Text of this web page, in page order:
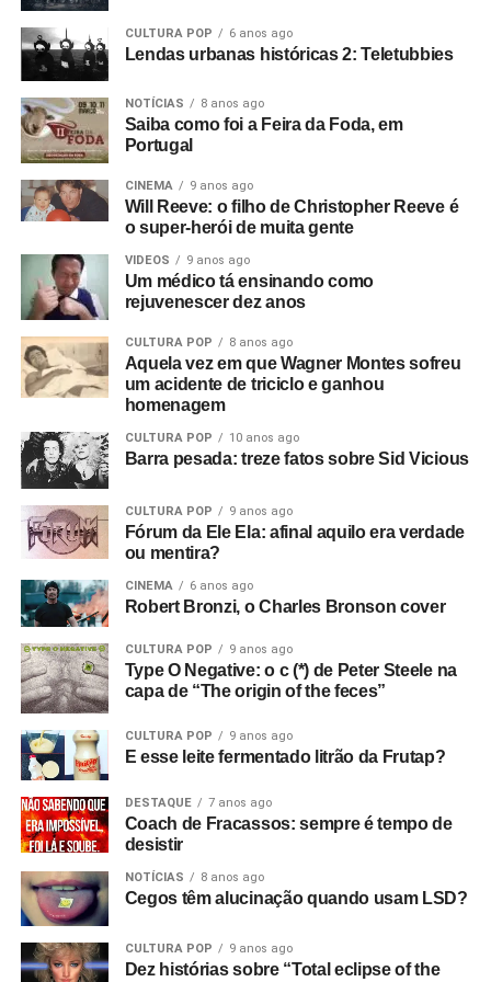
Foto: Reprodução Internet
filmando em 8mm.
E começamos um filme que não deu em nada. O show do
The Panik na última noite do Electric Circus. Estava muito
escuro e a filmagem ficou péssima. Acabou ficando de
lado. Aí o Rob me ligou e disse: “Estou empresariando
uma banda nova chamada Warsaw e me perguntou se eu
queria ir vê-los no The Factory”.
Fui vê-los no antigo Russell Club e eles foram
absolutamente incríveis; me arrepiaram. Quis fazer algo
com eles naquele instante. Fui falar com o dono da loja
de discos local e contei a ele sobre o clube Bowden Vale
em Altrincham, onde eu tinha visto inúmeras bandas em
1963-64, e disse que ele deveria voltar a promover
shows.
Mais tarde, apresentei-o ao Rob, que tinha um monte de
cópias do primeiro EP da banda que sobraram. Eles
estavam sem dinheiro, então venderam tudo para o dono
da loja de discos, e ele as colocou para tocar em Bowden
Vale. E era isso que eu queria desde o início, sabe? Eu
equipamentos e fiz tudo.
Com que equipamento você filmou?
setenta e duas libras, o que eu achei um absurdo!(risos)
Filmei com uma câmera de cinema Hannimex baratinha,
lançaram na época, que tinha uma faixa de som, mas
vinha num cartucho silencioso e o som era adicionado
depois, no projetor. Então filmei sem som e gravei o áudio
num gravador de rolo. Era para sincronizar depois, mas
não funcionou! Filmei a vinte e quatro quadros por
segundo, mas só funcionou a dezoito.
Só descobri depois! Filmei tudo com uma câmera e só
tinha dinheiro para três cartuchos. Cerca de nove
CULTURA POP 6 anos ago
Lendas urbanas históricas 2: Teletubbies
NOTÍCIAS 8 anos ago
Saiba como foi a Feira da Foda, em
Portugal
CINEMA 9 anos ago
Will Reeve: o filho de Christopher Reeve é
o super-herói de muita gente
VIDEOS 9 anos ago
Um médico tá ensinando como
rejuvenescer dez anos
CULTURA POP 8 anos ago
Aquela vez em que Wagner Montes sofreu
um acidente de triciclo e ganhou
homenagem
CULTURA POP 10 anos ago
Barra pesada: treze fatos sobre Sid Vicious
CULTURA POP 9 anos ago
Fórum da Ele Ela: afinal aquilo era verdade
ou mentira?
CINEMA 6 anos ago
Robert Bronzi, o Charles Bronson cover
CULTURA POP 9 anos ago
Type O Negative: o c (*) de Peter Steele na
capa de “The origin of the feces”
CULTURA POP 9 anos ago
E esse leite fermentado litrão da Frutap?
DESTAQUE 7 anos ago
Coach de Fracassos: sempre é tempo de
desistir
NOTÍCIAS 8 anos ago
Cegos têm alucinação quando usam LSD?
CULTURA POP 9 anos ago
Dez histórias sobre “Total eclipse of the